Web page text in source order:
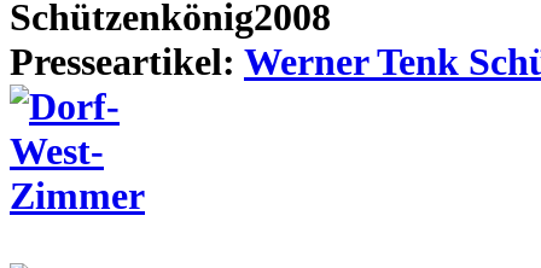
Presseartikel: Werner Tenk